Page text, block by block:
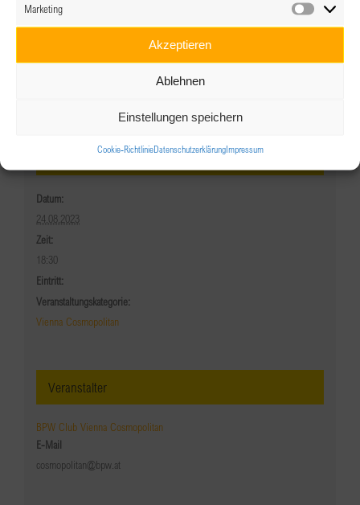
Marketing
Akzeptieren
Ablehnen
Einstellungen speichern
Cookie-RichtlinieDatenschutzerklärungImpressum
Datum:
24.08.2023
Zeit:
18:30
Eintritt:
Veranstaltungskategorie:
Vienna Cosmopolitan
Veranstalter
BPW Club Vienna Cosmopolitan
E-Mail
cosmopolitan@bpw.at